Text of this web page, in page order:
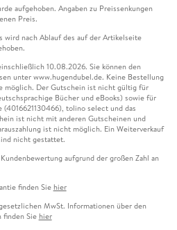
aufgehoben. Angaben zu Preissenkungen
Preis.
wird nach Ablauf des auf der Artikelseite
10.08.2026. Sie können den
unter www.hugendubel.de. Keine Bestellung
möglich. Der Gutschein ist nicht gültig für
Bücher und eBooks) sowie für
tolino select und das
ist nicht mit anderen Gutscheinen und
ist nicht möglich. Ein Weiterverkauf
nicht gestattet.
aufgrund der großen Zahl an
finden Sie hier
MwSt. Informationen über den
finden Sie hier